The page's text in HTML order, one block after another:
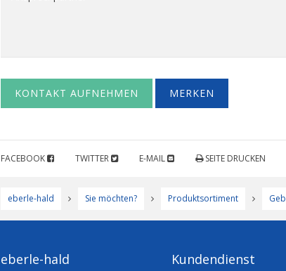
KONTAKT AUFNEHMEN MERKEN
FACEBOOK TWITTER E-MAIL SEITE DRUCKEN
eberle-hald Sie möchten? Produktsortiment
eberle-hald Kundendienst